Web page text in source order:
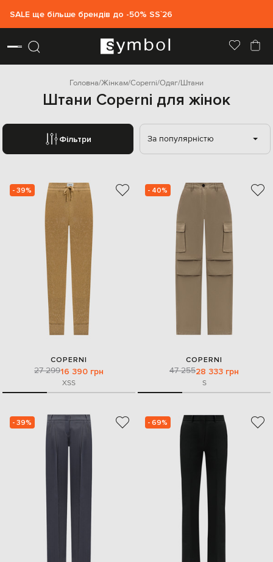
SALE ще більше брендів до -50% SS`26
Головна Жінкам Coperni Одяг Штани
Штани Coperni для жінок
Фільтри За популярністю
- 39%
COPERNI
27 29916 390 грн
XSS
- 40%
COPERNI
47 25528 333 грн
S
- 39% - 69%